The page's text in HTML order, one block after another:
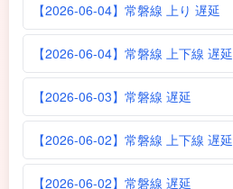
【2026-06-04】常磐線 上り 遅延
【2026-06-04】常磐線 上下線 遅延
【2026-06-03】常磐線 遅延
【2026-06-02】常磐線 上下線 遅延
【2026-06-02】常磐線 遅延